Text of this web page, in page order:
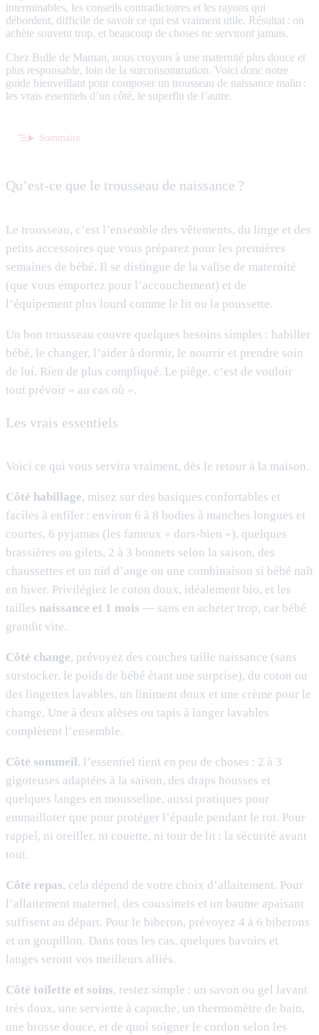
interminables, les conseils contradictoires et les rayons qui
débordent, difficile de savoir ce qui est vraiment utile. Résultat : on
achète souvent trop, et beaucoup de choses ne serviront jamais.
Chez Bulle de Maman, nous croyons à une maternité plus douce et
plus responsable, loin de la surconsommation. Voici donc notre
guide bienveillant pour composer un trousseau de naissance malin :
les vrais essentiels d’un côté, le superflu de l’autre.
Sommaire
Qu’est-ce que le trousseau de naissance ?
Le trousseau, c’est l’ensemble des vêtements, du linge et des
petits accessoires que vous préparez pour les premières
semaines de bébé. Il se distingue de la valise de maternité
(que vous emportez pour l’accouchement) et de
l’équipement plus lourd comme le lit ou la poussette.
Un bon trousseau couvre quelques besoins simples : habiller
bébé, le changer, l’aider à dormir, le nourrir et prendre soin
de lui. Rien de plus compliqué. Le piège, c’est de vouloir
tout prévoir « au cas où ».
Les vrais essentiels
Voici ce qui vous servira vraiment, dès le retour à la maison.
Côté habillage, misez sur des basiques confortables et
faciles à enfiler : environ 6 à 8 bodies à manches longues et
courtes, 6 pyjamas (les fameux « dors-bien »), quelques
brassières ou gilets, 2 à 3 bonnets selon la saison, des
chaussettes et un nid d’ange ou une combinaison si bébé naît
en hiver. Privilégiez le coton doux, idéalement bio, et les
tailles naissance et 1 mois — sans en acheter trop, car bébé
grandit vite.
Côté change, prévoyez des couches taille naissance (sans
surstocker, le poids de bébé étant une surprise), du coton ou
des lingettes lavables, un liniment doux et une crème pour le
change. Une à deux alèses ou tapis à langer lavables
complètent l’ensemble.
Côté sommeil , l’essentiel tient en peu de choses : 2 à 3
gigoteuses adaptées à la saison, des draps housses et
quelques langes en mousseline, aussi pratiques pour
emmailloter que pour protéger l’épaule pendant le rot. Pour
rappel, ni oreiller, ni couette, ni tour de lit : la sécurité avant
tout.
Côté repas, cela dépend de votre choix d’allaitement. Pour
l’allaitement maternel, des coussinets et un baume apaisant
suffisent au départ. Pour le biberon, prévoyez 4 à 6 biberons
et un goupillon. Dans tous les cas, quelques bavoirs et
langes seront vos meilleurs alliés.
Côté toilette et soins, restez simple : un savon ou gel lavant
très doux, une serviette à capuche, un thermomètre de bain,
une brosse douce, et de quoi soigner le cordon selon les